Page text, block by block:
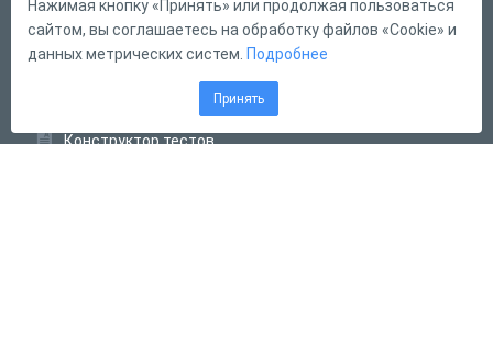
Форма обратной связи
Конструктор тестов
Нажимая кнопку «Принять» или продолжая пользоваться
сайтом, вы соглашаетесь на обработку файлов «Cookie» и
данных метрических систем. Подробнее
Принять